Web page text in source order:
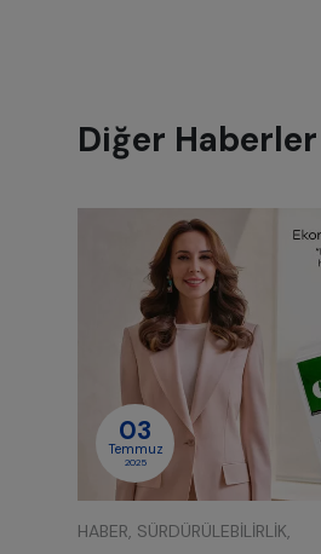
Diğer Haberler
03
Temmuz
2025
HABER, SÜRDÜRÜLEBILIRLIK,